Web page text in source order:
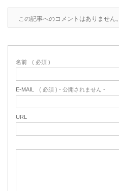
この記事へのコメントはありません。
名前 ( 必須 )
E-MAIL ( 必須 ) - 公開されません -
URL